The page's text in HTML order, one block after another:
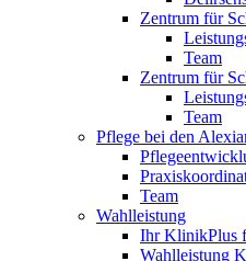
Zentrum für
Team
Zentrum für
Team
Pflege bei den
Team
Wahlleistung
Ihr KlinikPlus
Wahlleistung